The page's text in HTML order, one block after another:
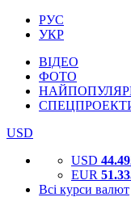
РУС
УКР
ВІДЕО
ФОТО
USD
USD
EUR
Всі курси валют